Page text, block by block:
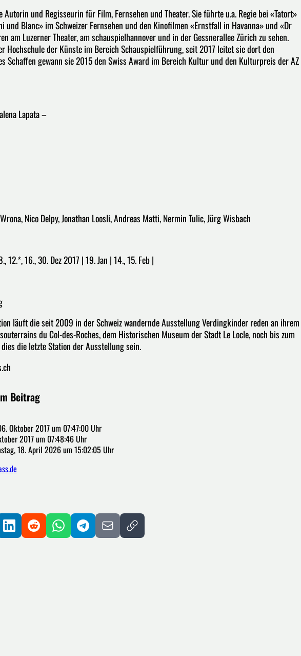
und Regisseurin für Film, Fernsehen und Theater. Sie führte u.a. Regie bei «Tatort»
Blanc» im Schweizer Fernsehen und den Kinofilmen «Ernstfall in Havanna» und «Dr
am Luzerner Theater, am schauspielhannover und in der Gessnerallee Zürich zu sehen.
Hochschule der Künste im Bereich Schauspielführung, seit 2017 leitet sie dort den
Schaffen gewann sie 2015 den Swiss Award im Bereich Kultur und den Kulturpreis der AZ
Lapata –
Nico Delpy, Jonathan Loosli, Andreas Matti, Nermin Tulic, Jürg Wisbach
12.*, 16., 30. Dez 2017 | 19. Jan | 14., 15. Feb |
läuft die seit 2009 in der Schweiz wandernde Ausstellung Verdingkinder reden an ihrem
du Col-des-Roches, dem Historischen Museum der Stadt Le Locle, noch bis zum
die letzte Station der Ausstellung sein.
Beitrag
Oktober 2017 um 07:47:00 Uhr
2017 um 07:48:46 Uhr
18. April 2026 um 15:02:05 Uhr